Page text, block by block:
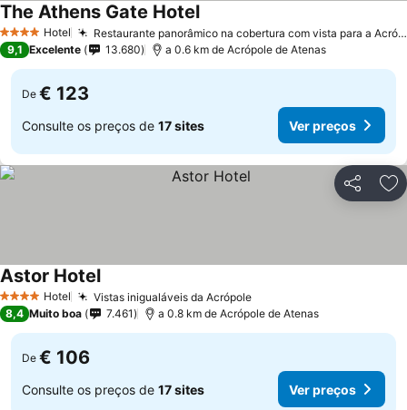
4 EstrelasHotel Restaurante panorâmico na cobertura com vista para a Acrópole
The Athens Gate Hotel
9,1 Excelente 13.680 a 0.6 km de Acrópole de Atenas
De € 123
Consulte os preços de 17 sites Ver preços
Partilhar
4 EstrelasHotel Vistas inigualáveis da Acrópole
Astor Hotel
8,4 Muito boa 7.461 a 0.8 km de Acrópole de Atenas
De € 106
Consulte os preços de 17 sites Ver preços